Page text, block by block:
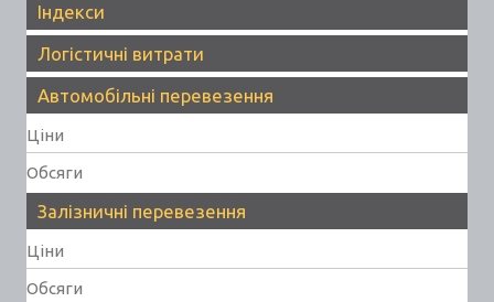
Індекси
Логістичні витрати
Автомобільні перевезення
Ціни
Обсяги
Залізничні перевезення
Ціни
Обсяги